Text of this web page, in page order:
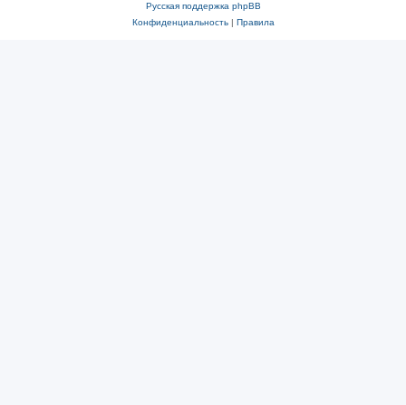
Русская поддержка phpBB
Конфиденциальность| Правила